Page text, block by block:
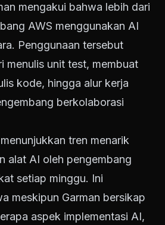
mengakui bahwa lebih dari
AWS menggunakan AI
Penggunaan tersebut
menulis unit test, membuat
kode, hingga alur kerja
berkolaborasi
tren menarik
alat AI oleh pengembang
setiap minggu. Ini
meskipun Garman bersikap
aspek implementasi AI,